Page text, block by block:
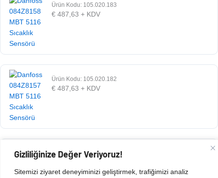
Gizliliğinize Değer Veriyoruz!
Sitemizi ziyaret deneyiminizi geliştirmek, trafiğimizi analiz
Ürün Kodu: 105.020.183
€ 487,63 + KDV
Ürün Kodu: 105.020.182
€ 487,63 + KDV
Ürün Kodu: 105.020.181